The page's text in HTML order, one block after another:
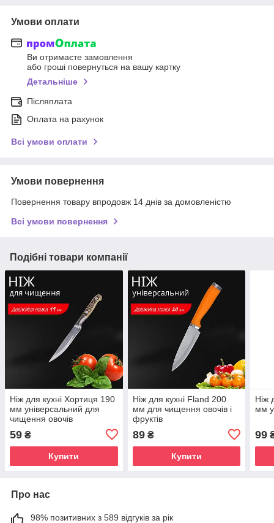
Умови оплати
Ви отримаєте замовлення
або гроші повернуться на вашу картку
Детальніше
Післяплата
Оплата на рахунок
Всі умови оплати
Умови повернення
Повернення товару впродовж 14 днів за домовленістю
Всі умови повернення
Подібні товари компанії
Ніж для кухні Хортиця 190
мм універсальний для
чищення овочів
59 ₴
Купити
Ніж для кухні Fland 200
мм для чищення овочів і
фруктів
89₴
Купити
Ніж
мм
99
Про нас
98% позитивних з 589 відгуків за рік